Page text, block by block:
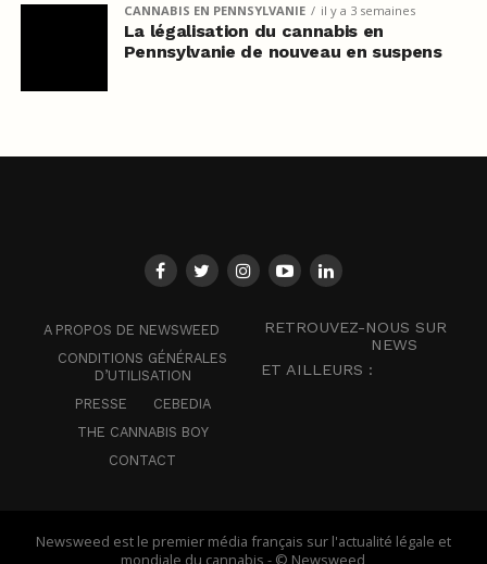
CANNABIS EN PENNSYLVANIE il y a 3 semaines
La légalisation du cannabis en
Pennsylvanie de nouveau en suspens
A PROPOS DE NEWSWEED
CONDITIONS GÉNÉRALES
D’UTILISATION
PRESSE
CEBEDIA
THE CANNABIS BOY
CONTACT
RETROUVEZ-NOUS SUR
NEWS
ET AILLEURS :
Newsweed est le premier média français sur l'actualité légale et
mondiale du cannabis - © Newsweed